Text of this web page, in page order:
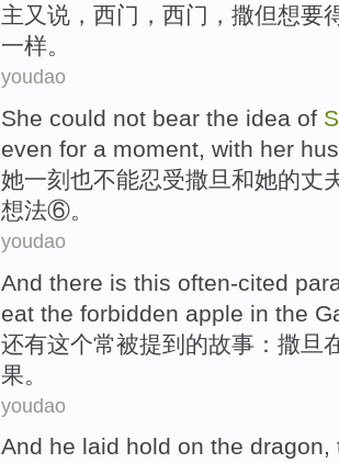
主 又 说 ， 西门 ，西门， 撒但想要
一样。
youdao
She could not bear the idea of
even for a moment, with her
她一刻 也不能忍受撒旦 和她的丈
想法⑥。
youdao
And there is this often-cited
eat the forbidden apple in the
还有这个常被提到的故事： 撒旦
果 。
youdao
And he laid hold on the dragon,